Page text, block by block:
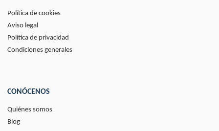
Política de cookies
Aviso legal
Política de privacidad
Condiciones generales
CONÓCENOS
Quiénes somos
Blog